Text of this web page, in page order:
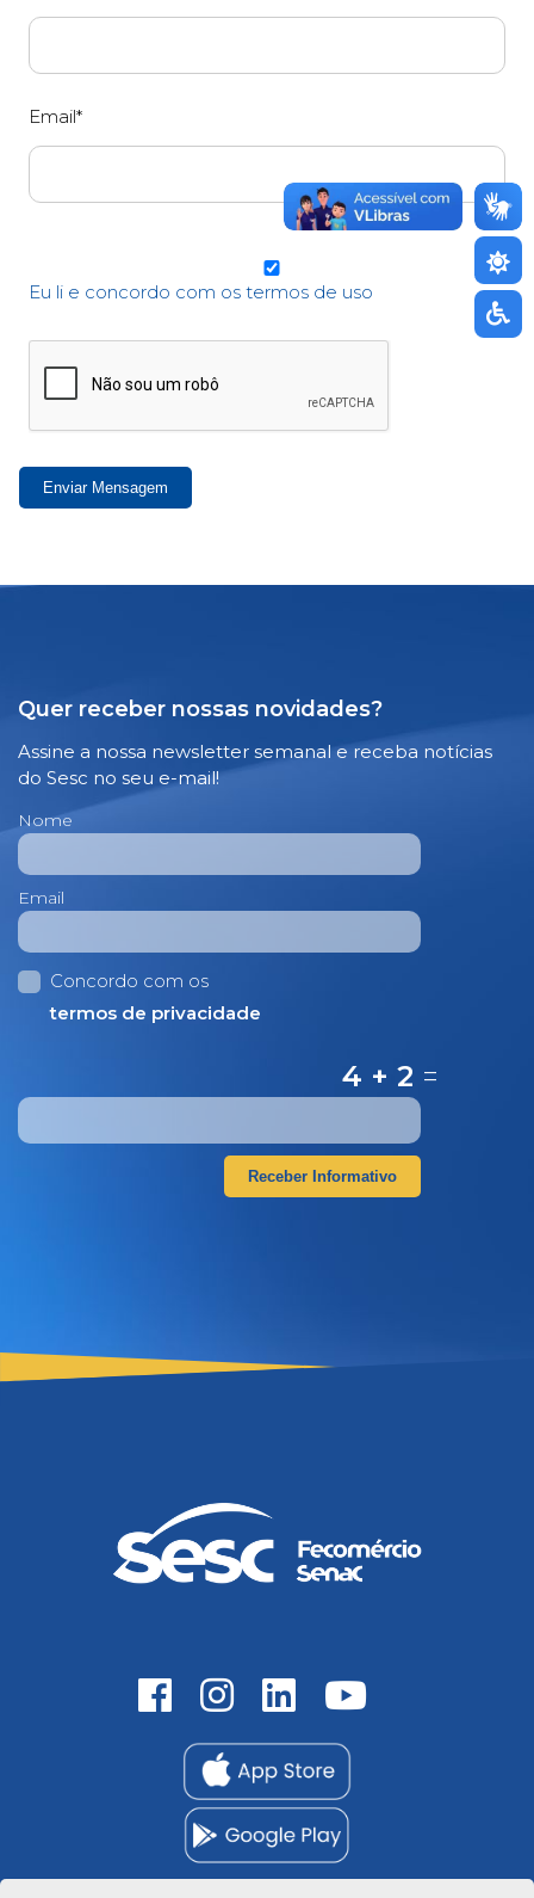
Email*
Eu li e concordo com os termos de uso
Enviar Mensagem
Quer receber nossas novidades?
Assine a nossa newsletter semanal e receba notícias
do Sesc no seu e-mail!
Nome
Email
Concordo com os
termos de privacidade
4 + 2 =
Receber Informativo